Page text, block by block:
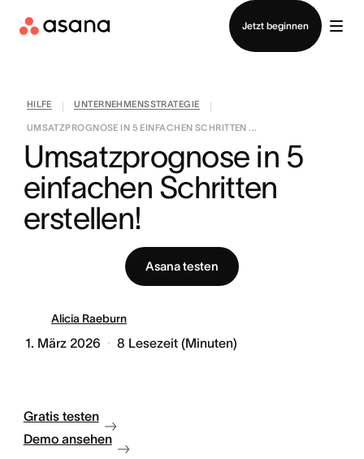
Jetzt beginnen
Vertrieb kontaktieren
HILFE UNTERNEHMENSSTRATEGIE
UMSATZPROGNOSE IN 5 EINFACHEN SCHRITTEN ...
Umsatzprognose in 5
einfachen Schritten
erstellen!
Asana testen
Alicia Raeburn
1. März 2026 8 Lesezeit (Minuten)
Gratis testen
Demo ansehen